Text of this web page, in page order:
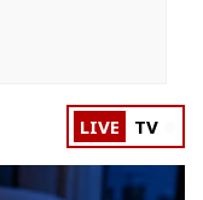
LIVE TV